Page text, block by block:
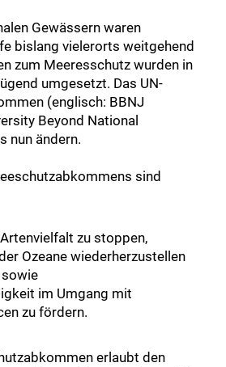
Gewässern waren
bislang vielerorts weitgehend
zum Meeresschutz wurden in
umgesetzt. Das UN-
(englisch: BBNJ
Beyond National
nun ändern.
sind
zu stoppen,
Ozeane wiederherzustellen
sowie
im Umgang mit
zu fördern.
erlaubt den